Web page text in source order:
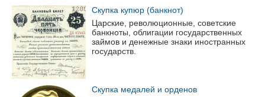
Скупка купюр (банкнот)
Царские, революционные, советские
банкноты, облигации государственных
займов и денежные знаки иностранных
государств.
Скупка медалей и орденов